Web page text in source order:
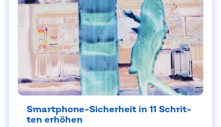
Smart­phone-Si­cher­heit in 11 Schrit­
ten er­hö­hen